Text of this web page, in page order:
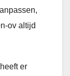
ov altijd
er